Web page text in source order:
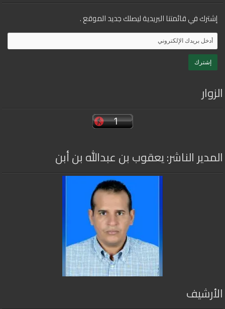
إشترك في قائمتنا البريدية ليصلك جديد الموقع .
الزوار
المدير الناشر: يعقوب بن عبدالله بن أبن
الأرشيف